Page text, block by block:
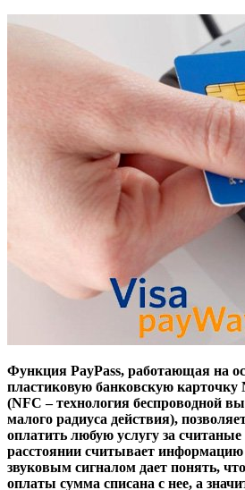
Функция PayPass, работающая на
пластиковую банковскую карточку
(NFC – технология беспроводной
малого радиуса действия),
оплатить любую услугу за
расстоянии считывает информацию
звуковым сигналом дает понять,
оплаты сумма списана с нее, а